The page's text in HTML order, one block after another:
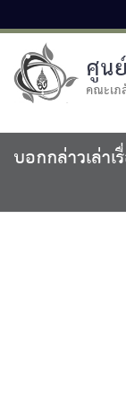
ศูน
คณะเภ
บอกกล่าวเล่าเ